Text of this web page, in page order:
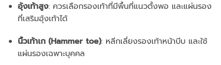
อุ้งเท้าสูง: ควรเลือกรองเท้าที่มีพื้นที่แนวตั้งพอ และแผ่นรอง
ที่เสริมอุ้งเท้าได้
นิ้วเท้าเก (Hammer toe): หลีกเลี่ยงรองเท้าหน้าบีบ และใช้
แผ่นรองเฉพาะบุคคล